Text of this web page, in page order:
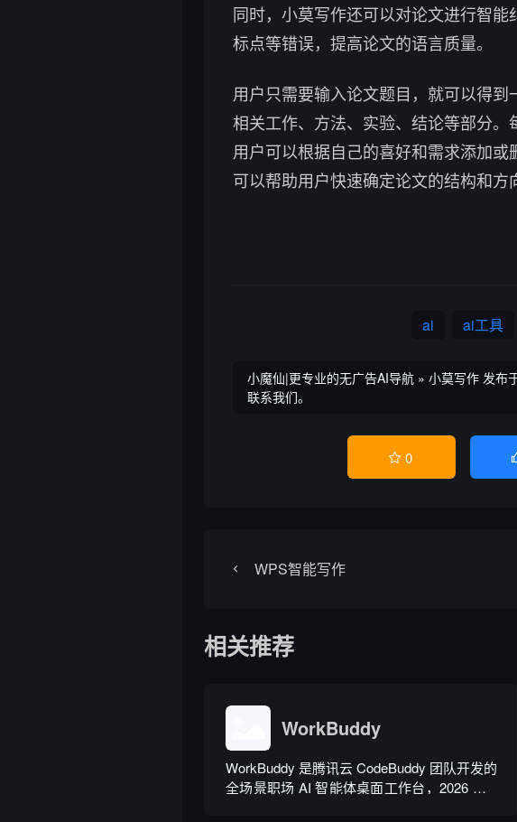
同时，小莫写作还可以对论文进行智能
标点等错误，提高论文的语言质量。
用户只需要输入论文题目，就可以得到
相关工作、方法、实验、结论等部分。
用户可以根据自己的喜好和需求添加
可以帮助用户快速确定论文的结构和方
ai ai工具
小魔仙|更专业的无广告AI导航 » 小莫写作 发布
联系我们。
 0
WPS智能写作
相关推荐
WorkBuddy
WorkBuddy 是腾讯云 CodeBuddy 团队开发的
全场景职场 AI 智能体桌面工作台，2026 年 3